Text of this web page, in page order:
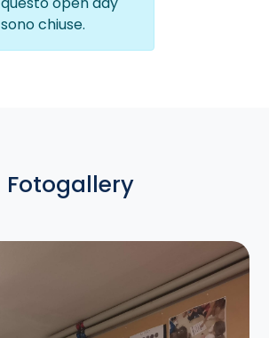
sono chiuse.
Fotogallery